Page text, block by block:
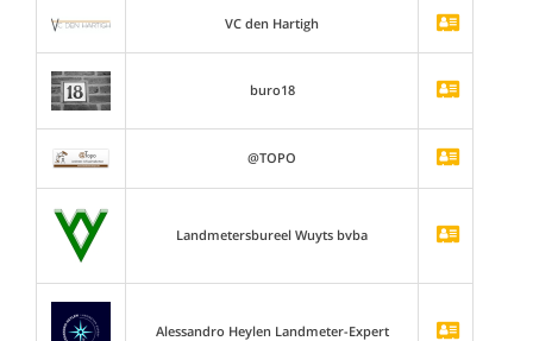
VC den Hartigh
buro18
@TOPO
Landmetersbureel Wuyts bvba
Alessandro Heylen Landmeter-Expert